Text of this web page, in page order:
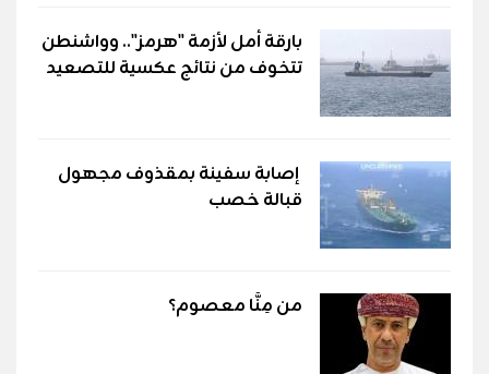
بارقة أمل لأزمة "هرمز".. وواشنطن
تتخوف من نتائج عكسية للتصعيد
إصابة سفينة بمقذوف مجهول
قبالة خصب
من مِنَّا معصوم؟